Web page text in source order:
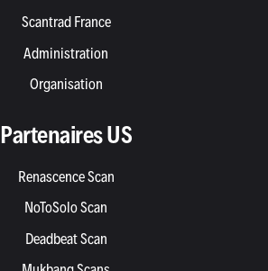
Scantrad France
Administration
Organisation
Partenaires US
Renascence Scan
NoToSolo Scan
Deadbeat Scan